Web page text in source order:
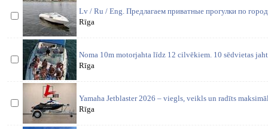
Lv / Ru / Eng. Предлагаем приватные прогулки по
Rīga
Noma 10m motorjahta līdz 12 cilvēkiem. 10 sēdvietas
Rīga
Yamaha Jetblaster 2026 – viegls, veikls un radīts
Rīga